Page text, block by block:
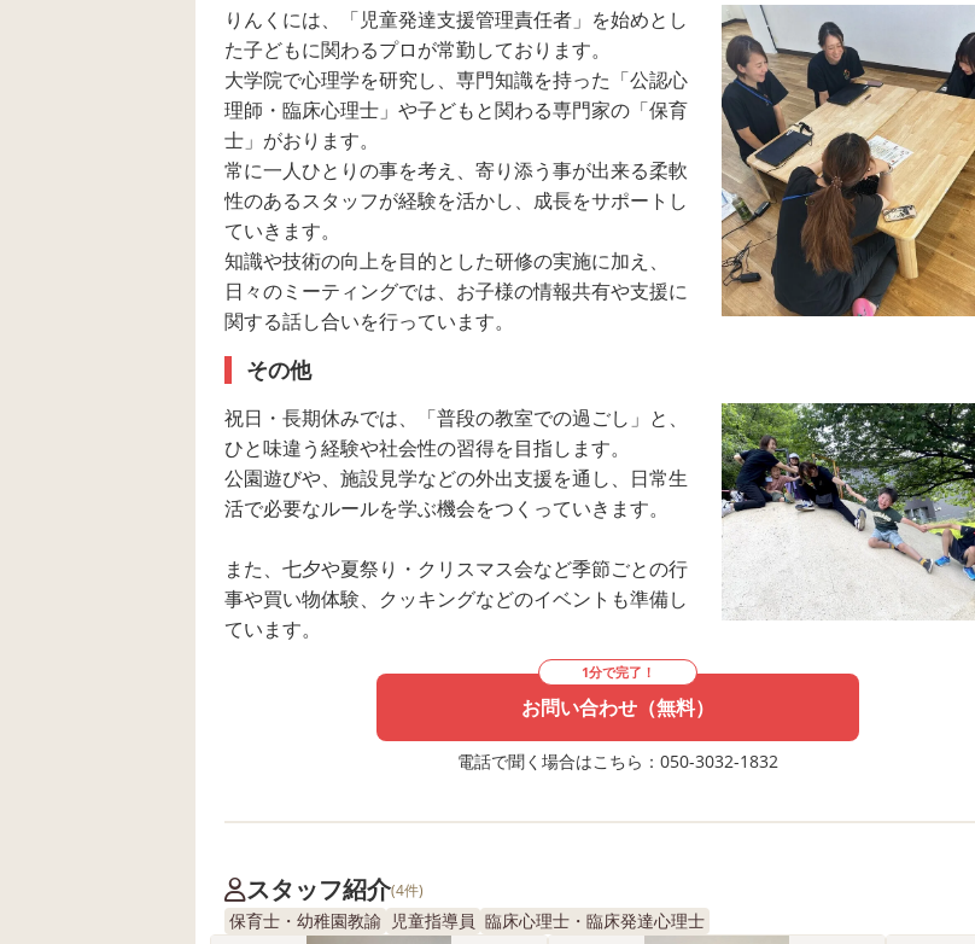
りんくには、「児童発達支援管理責任者」を始めとし
た子どもに関わるプロが常勤しております。
大学院で心理学を研究し、専門知識を持った「公認心
理師・臨床心理士」や子どもと関わる専門家の「保育
士」がおります。
常に一人ひとりの事を考え、寄り添う事が出来る柔軟
性のあるスタッフが経験を活かし、成長をサポートし
ていきます。
知識や技術の向上を目的とした研修の実施に加え、
日々のミーティングでは、お子様の情報共有や支援に
関する話し合いを行っています。
その他
祝日・長期休みでは、「普段の教室での過ごし」と、
ひと味違う経験や社会性の習得を目指します。
公園遊びや、施設見学などの外出支援を通し、日常生
活で必要なルールを学ぶ機会をつくっていきます。
また、七夕や夏祭り・クリスマス会など季節ごとの行
事や買い物体験、クッキングなどのイベントも準備し
ています。
1分で完了！
お問い合わせ（無料）
電話で聞く場合はこちら：050-3032-1832
スタッフ紹介(4件)
保育士・幼稚園教諭 児童指導員 臨床心理士・臨床発達心理士